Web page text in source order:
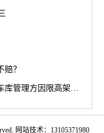
？
地下车库限高架擦挂驶入车辆致损，车库管理方因限高架设置高度不符合规范被判担责70%
网站技术：13105371980